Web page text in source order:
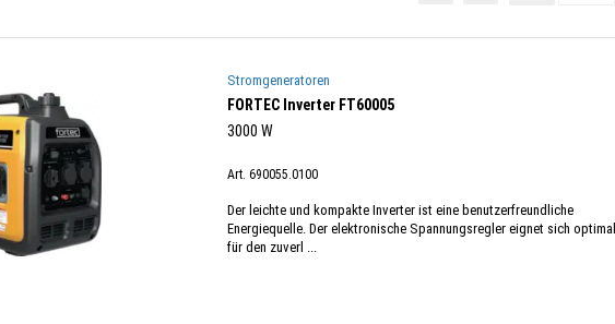
Stromgeneratoren
FORTEC Inverter FT60005
3000 W
Art. 690055.0100
Der leichte und kompakte Inverter ist eine benutzerfreundliche
Energiequelle. Der elektronische Spannungsregler eignet sich optimal
für den zuverl ...